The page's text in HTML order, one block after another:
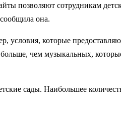
позволяют сотрудникам
она.
условия, которые
чем музыкальных,
сады. Наибольшее